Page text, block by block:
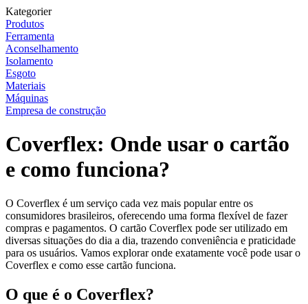
Kategorier
Produtos
Ferramenta
Aconselhamento
Isolamento
Esgoto
Materiais
Máquinas
Empresa de construção
Coverflex: Onde usar o cartão
e como funciona?
O Coverflex é um serviço cada vez mais popular entre os
consumidores brasileiros, oferecendo uma forma flexível de fazer
compras e pagamentos. O cartão Coverflex pode ser utilizado em
diversas situações do dia a dia, trazendo conveniência e praticidade
para os usuários. Vamos explorar onde exatamente você pode usar o
Coverflex e como esse cartão funciona.
O que é o Coverflex?